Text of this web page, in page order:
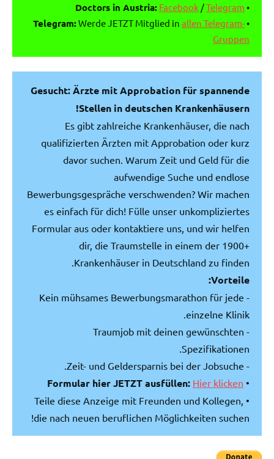
•
Doctors in Austria: Facebook /Telegram
•
Telegram:Werde JETZT Mitglied in allen Telegram-
Gruppen
Gesucht: Ärzte mit Approbation für spannende
Stellen in deutschen Krankenhäusern!
Es gibt zahlreiche Krankenhäuser, die nach
qualifizierten Ärzten mit Approbation oder kurz
davor suchen. Warum Zeit und Geld für die
aufwendige Suche und endlose
Bewerbungsgespräche verschwenden? Wir machen
es einfach für dich! Fülle unser unkompliziertes
Formular aus oder kontaktiere uns, und wir helfen
dir, die Traumstelle in einem der 1900+
Krankenhäuser in Deutschland zu finden.
Vorteile:
- Kein mühsames Bewerbungsmarathon für jede
einzelne Klinik.
- Traumjob mit deinen gewünschten
Spezifikationen.
- Zeit- und Geldersparnis bei der Jobsuche.
•
Formular hier JETZT ausfüllen: Hier klicken
• Teile diese Anzeige mit Freunden und Kollegen,
die nach neuen beruflichen Möglichkeiten suchen!